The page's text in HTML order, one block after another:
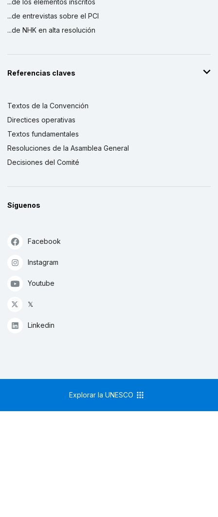
...de entrevistas sobre el PCI
...de NHK en alta resolución
Referencias claves
Textos de la Convención
Directices operativas
Textos fundamentales
Resoluciones de la Asamblea General
Decisiones del Comité
Síguenos
Facebook
Instagram
Youtube
𝕏
Linkedin
Explorar la UNESCO